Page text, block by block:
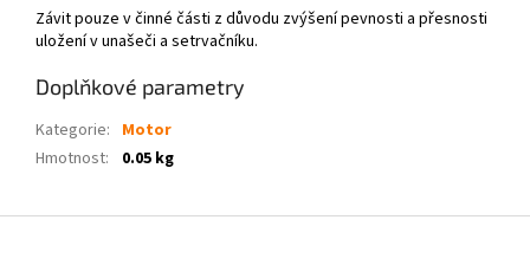
Závit pouze v činné části z důvodu zvýšení pevnosti a přesnosti
uložení v unašeči a setrvačníku.
Doplňkové parametry
Kategorie: Motor
Hmotnost: 0.05 kg